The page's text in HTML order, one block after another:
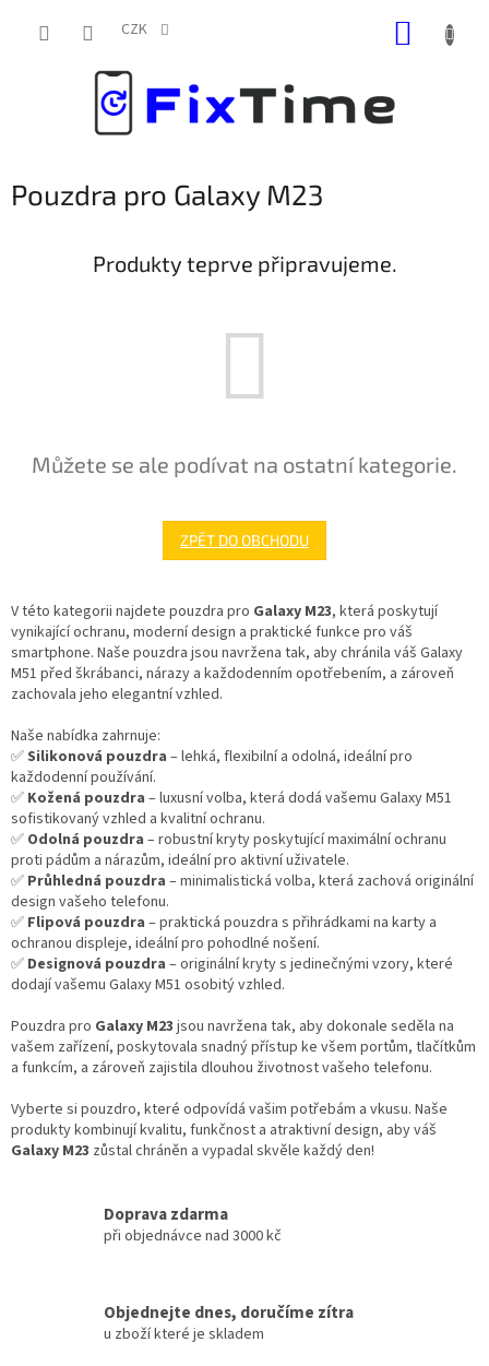
CZK
Pouzdra pro Galaxy M23
Produkty teprve připravujeme.
Můžete se ale podívat na ostatní kategorie.
ZPĚT DO OBCHODU
V této kategorii najdete pouzdra pro Galaxy M23, která poskytují
vynikající ochranu, moderní design a praktické funkce pro váš
smartphone. Naše pouzdra jsou navržena tak, aby chránila váš Galaxy
M51 před škrábanci, nárazy a každodenním opotřebením, a zároveň
zachovala jeho elegantní vzhled.
Naše nabídka zahrnuje:
✅Silikonová pouzdra – lehká, flexibilní a odolná, ideální pro
každodenní používání.
✅ Kožená pouzdra – luxusní volba, která dodá vašemu Galaxy M51
sofistikovaný vzhled a kvalitní ochranu.
✅ Odolná pouzdra – robustní kryty poskytující maximální ochranu
proti pádům a nárazům, ideální pro aktivní uživatele.
✅ Průhledná pouzdra – minimalistická volba, která zachová originální
design vašeho telefonu.
✅ Flipová pouzdra – praktická pouzdra s přihrádkami na karty a
ochranou displeje, ideální pro pohodlné nošení.
✅ Designová pouzdra – originální kryty s jedinečnými vzory, které
dodají vašemu Galaxy M51 osobitý vzhled.
Pouzdra pro Galaxy M23 jsou navržena tak, aby dokonale seděla na
vašem zařízení, poskytovala snadný přístup ke všem portům, tlačítkům
a funkcím, a zároveň zajistila dlouhou životnost vašeho telefonu.
Vyberte si pouzdro, které odpovídá vašim potřebám a vkusu. Naše
produkty kombinují kvalitu, funkčnost a atraktivní design, aby váš
Galaxy M23 zůstal chráněn a vypadal skvěle každý den!
Doprava zdarma
při objednávce nad 3000 kč
Objednejte dnes, doručíme zítra
u zboží které je skladem